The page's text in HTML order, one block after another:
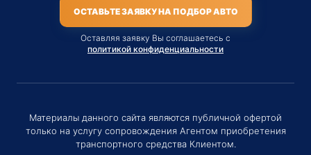
ОСТАВЬТЕ ЗАЯВКУ НА ПОДБОР АВТО
Оставляя заявку Вы соглашаетесь с
политикой конфиденциальности
Материалы данного сайта являются публичной офертой
только на услугу сопровождения Агентом приобретения
транспортного средства Клиентом.